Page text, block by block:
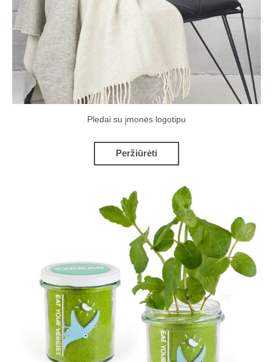
Pledai su įmonės logotipu
Peržiūrėti